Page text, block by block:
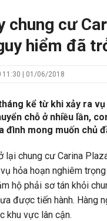
chung cư
hiểm đã
11:30 | 01/06/2018
kể từ khi xảy ra
chỗ ở nhiều lần,
đình mong muốn chủ
lại chung cư Carina
hỏa hoạn nghiêm
hộ phải sơ tán khỏi
được tiến hành. Hàng
khu vực lân cận.